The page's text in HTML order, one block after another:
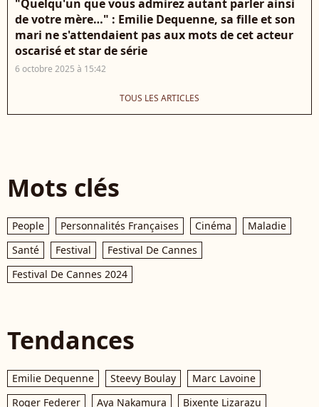
"Quelqu'un que vous admirez autant parler ainsi
de votre mère…" : Emilie Dequenne, sa fille et son
mari ne s'attendaient pas aux mots de cet acteur
oscarisé et star de série
6 octobre 2025 à 15:42
TOUS LES ARTICLES
Mots clés
People Personnalités Françaises Cinéma
Maladie
Santé
Festival
Festival De Cannes
Festival De Cannes 2024
Tendances
Emilie Dequenne Steevy Boulay
Marc Lavoine
Roger Federer
Aya Nakamura Bixente Lizarazu